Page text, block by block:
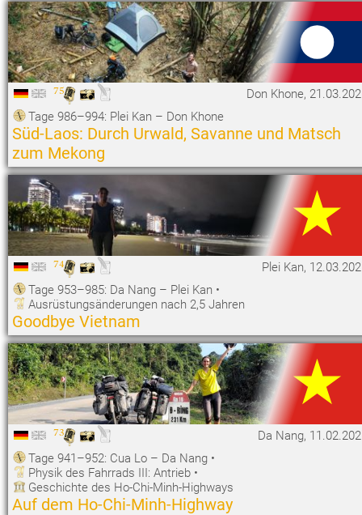
75
Don Khone,
Tage 986–994: Plei Kan – Don Khone
Süd-Laos: Durch Urwald, Savanne und Matsch
zum Mekong
74
Plei Kan,
Tage 953–985: Da Nang – Plei Kan •
Ausrüstungsänderungen nach 2,5 Jahren
Goodbye Vietnam
73
Da Nang,
Tage 941–952: Cua Lo – Da Nang •
Physik des Fahrrads III: Antrieb •
Geschichte des Ho-Chi-Minh-Highways
Auf dem Ho-Chi-Minh-Highway